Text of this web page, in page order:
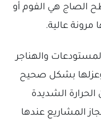
الصاج هي الفوم أو
مرونة عالية.
والهناجر
وعزلها بشكل صحيح
الشديدة
المشاريع عندها